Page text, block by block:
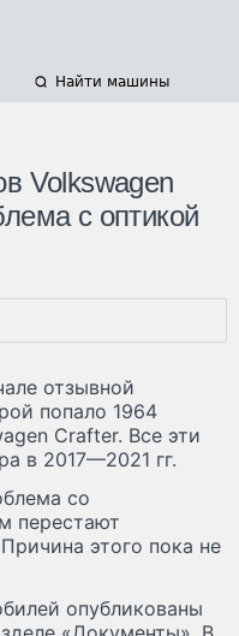
Найти машины
Volkswagen
с оптикой
отзывной
попало 1964
Crafter. Все эти
в 2017—2021 гг.
со
перестают
этого пока не
опубликованы